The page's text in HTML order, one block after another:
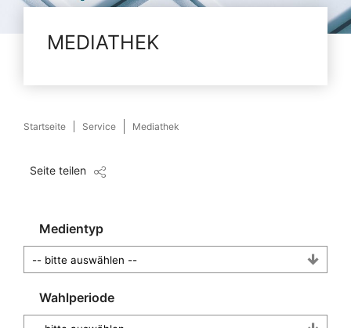
MEDIATHEK
Startseite Service Mediathek
Seite teilen
Medientyp
Wahlperiode